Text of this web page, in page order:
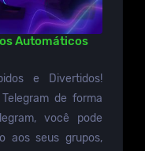
Automáticos
e Divertidos!
de forma
você pode
aos seus grupos,